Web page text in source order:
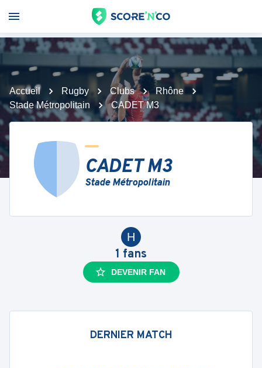
Accueil Rugby Clubs
Rhône
Stade Métropolitain
CADET M3
CADET M3
Stade Métropolitain
H
1 fans
DEVENIR FAN
DERNIER MATCH